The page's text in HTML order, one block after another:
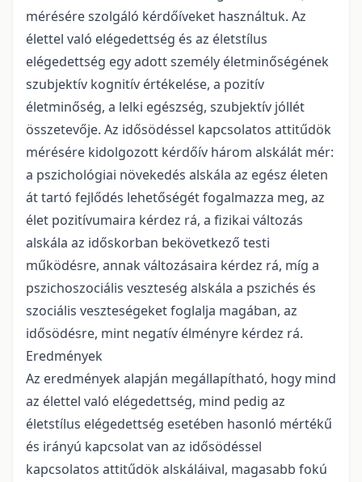
mérésére szolgáló kérdőíveket használtuk. Az
élettel való elégedettség és az életstílus
elégedettség egy adott személy életminőségének
szubjektív kognitív értékelése, a pozitív
életminőség, a lelki egészség, szubjektív jóllét
összetevője. Az idősödéssel kapcsolatos attitűdök
mérésére kidolgozott kérdőív három alskálát mér:
a pszichológiai növekedés alskála az egész életen
át tartó fejlődés lehetőségét fogalmazza meg, az
élet pozitívumaira kérdez rá, a fizikai változás
alskála az időskorban bekövetkező testi
működésre, annak változásaira kérdez rá, míg a
pszichoszociális veszteség alskála a pszichés és
szociális veszteségeket foglalja magában, az
idősödésre, mint negatív élményre kérdez rá.
Eredmények
Az eredmények alapján megállapítható, hogy mind
az élettel való elégedettség, mind pedig az
életstílus elégedettség esetében hasonló mértékű
és irányú kapcsolat van az idősödéssel
kapcsolatos attitűdök alskáláival, magasabb fokú